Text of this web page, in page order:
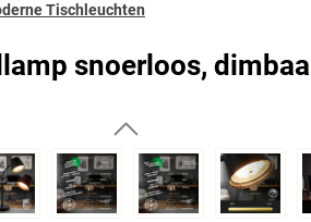
Tischleuchten
snoerloos,